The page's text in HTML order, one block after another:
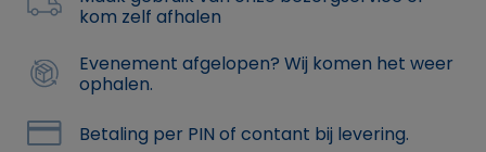
kom zelf afhalen
Evenement afgelopen? Wij komen het weer
ophalen.
Betaling per PIN of contant bij levering.